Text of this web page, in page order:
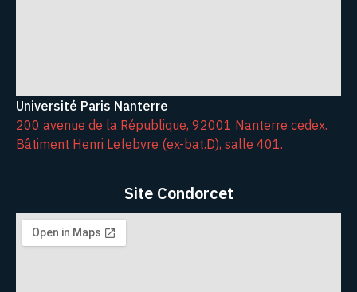
Université Paris Nanterre
200 avenue de la République, 92001 Nanterre cedex.
Bâtiment Henri Lefebvre (ex-bat.D), salle 401.
Site Condorcet